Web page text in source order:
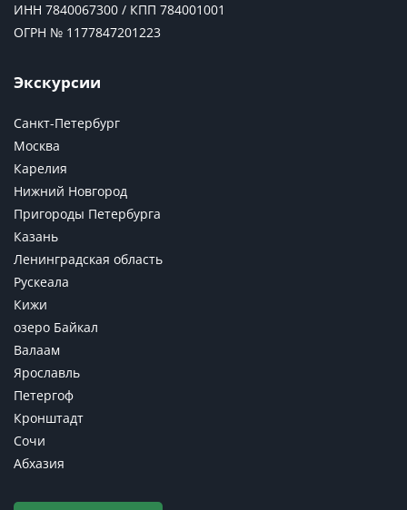
ИНН 7840067300 / КПП 784001001
ОГРН № 1177847201223
Экскурсии
Санкт-Петербург
Москва
Карелия
Нижний Новгород
Пригороды Петербурга
Казань
Ленинградская область
Рускеала
Кижи
озеро Байкал
Валаам
Ярославль
Петергоф
Кронштадт
Сочи
Абхазия